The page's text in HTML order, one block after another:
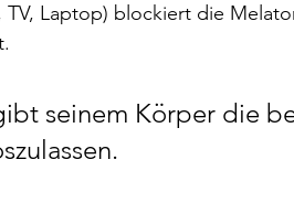
TV, Laptop) blockiert die
seinem Körper die